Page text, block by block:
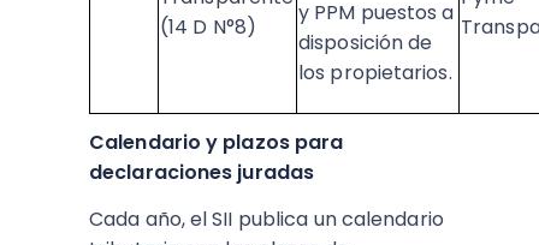
(14 D N°8)
y PPM puestos a
disposición de
los propietarios.​
Calendario y plazos para
declaraciones juradas
Cada año, el SII publica un calendario